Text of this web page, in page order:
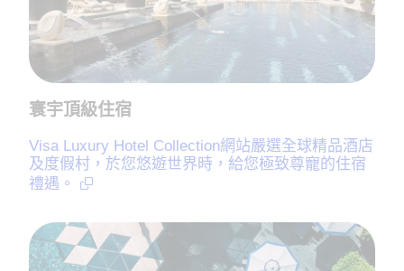
寰宇頂級住宿
Visa Luxury Hotel Collection網站嚴選全球精品酒店
及度假村，於您悠遊世界時，給您極致尊寵的住宿
禮遇。